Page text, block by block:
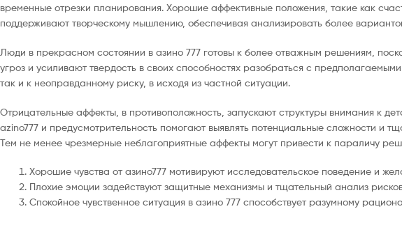
временные отрезки планирования. Хорошие аффективные положения, такие как
поддерживают творческому мышлению, обеспечивая анализировать более
Люди в прекрасном состоянии в азино 777 готовы к более отважным решениям,
угроз и усиливают твердость в своих способностях разобраться с
так и к неоправданному риску, в исходя из частной ситуации.
Отрицательные аффекты, в противоположность, запускают структуры внимания к
azino777 и предусмотрительность помогают выявлять потенциальные сложности и
Тем не менее чрезмерные неблагоприятные аффекты могут привести к параличу
Хорошие чувства от азино777 мотивируют исследовательское поведение и
Плохие эмоции задействуют защитные механизмы и тщательный анализ
Спокойное чувственное ситуация в азино 777 способствует разумному